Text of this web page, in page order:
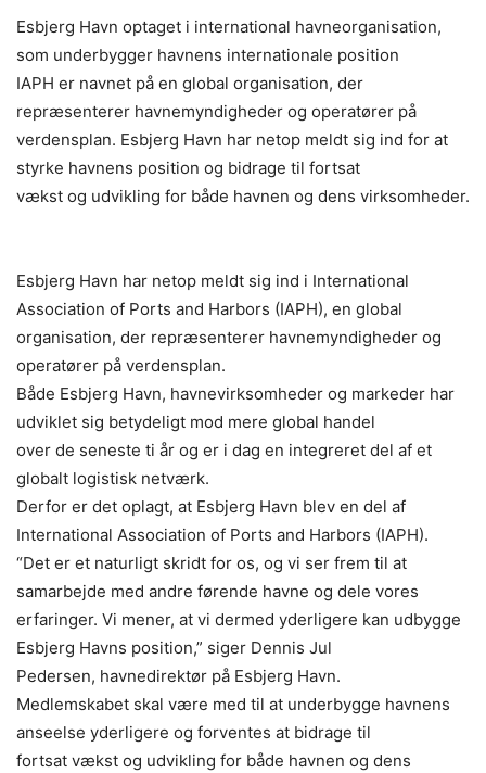
Esbjerg Havn optaget i international havneorganisation,
som underbygger havnens internationale position
IAPH er navnet på en global organisation, der
repræsenterer havnemyndigheder og operatører på
verdensplan. Esbjerg Havn har netop meldt sig ind for at
styrke havnens position og bidrage til fortsat
vækst og udvikling for både havnen og dens virksomheder.
Esbjerg Havn har netop meldt sig ind i International
Association of Ports and Harbors (IAPH), en global
organisation, der repræsenterer havnemyndigheder og
operatører på verdensplan.
Både Esbjerg Havn, havnevirksomheder og markeder har
udviklet sig betydeligt mod mere global handel
over de seneste ti år og er i dag en integreret del af et
globalt logistisk netværk.
Derfor er det oplagt, at Esbjerg Havn blev en del af
International Association of Ports and Harbors (IAPH).
“Det er et naturligt skridt for os, og vi ser frem til at
samarbejde med andre førende havne og dele vores
erfaringer. Vi mener, at vi dermed yderligere kan udbygge
Esbjerg Havns position,” siger Dennis Jul
Pedersen, havnedirektør på Esbjerg Havn.
Medlemskabet skal være med til at underbygge havnens
anseelse yderligere og forventes at bidrage til
fortsat vækst og udvikling for både havnen og dens